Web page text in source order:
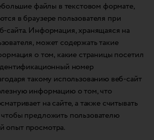
файлы в текстовом формате,
в браузере пользователя при
сайта. Информация, хранящаяся на
может содержать такие
о том, какие страницы посетил
номер
такому использованию веб-сайт
информацию о том, что
на сайте, а также считывать
предложить пользователю
опыт просмотра.